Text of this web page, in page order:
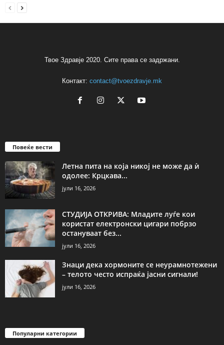
Твое Здравје 2020. Сите права се задржани.
Контакт: contact@tvoezdravje.mk
Повеќе вести
Летна пита на која никој не може да ѝ
одолее: Крцкава...
јули 16, 2026
СТУДИЈА ОТКРИВА: Младите луѓе кои
користат електронски цигари побрзо
остануваат без...
јули 16, 2026
Знаци дека хормоните се неурамнотежени
– телото често испраќа јасни сигнали!
јули 16, 2026
Популарни категории